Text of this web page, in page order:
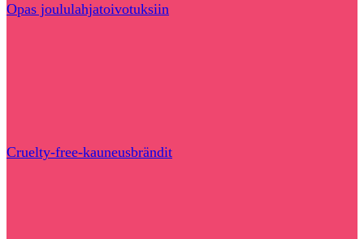
Opas joululahjatoivotuksiin
Cruelty-free-kauneusbrändit